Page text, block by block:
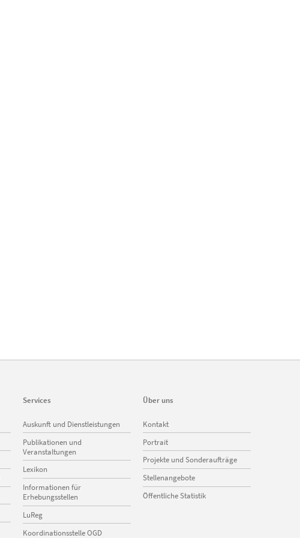
Services
Navigation
überspringen
Auskunft und Dienstleistungen
Publikationen und
Veranstaltungen
Lexikon
Informationen für
Erhebungsstellen
LuReg
Koordinationsstelle OGD
Über uns
Navigation
überspringen
Kontakt
Portrait
Projekte und Sonderaufträge
Stellenangebote
Öffentliche Statistik